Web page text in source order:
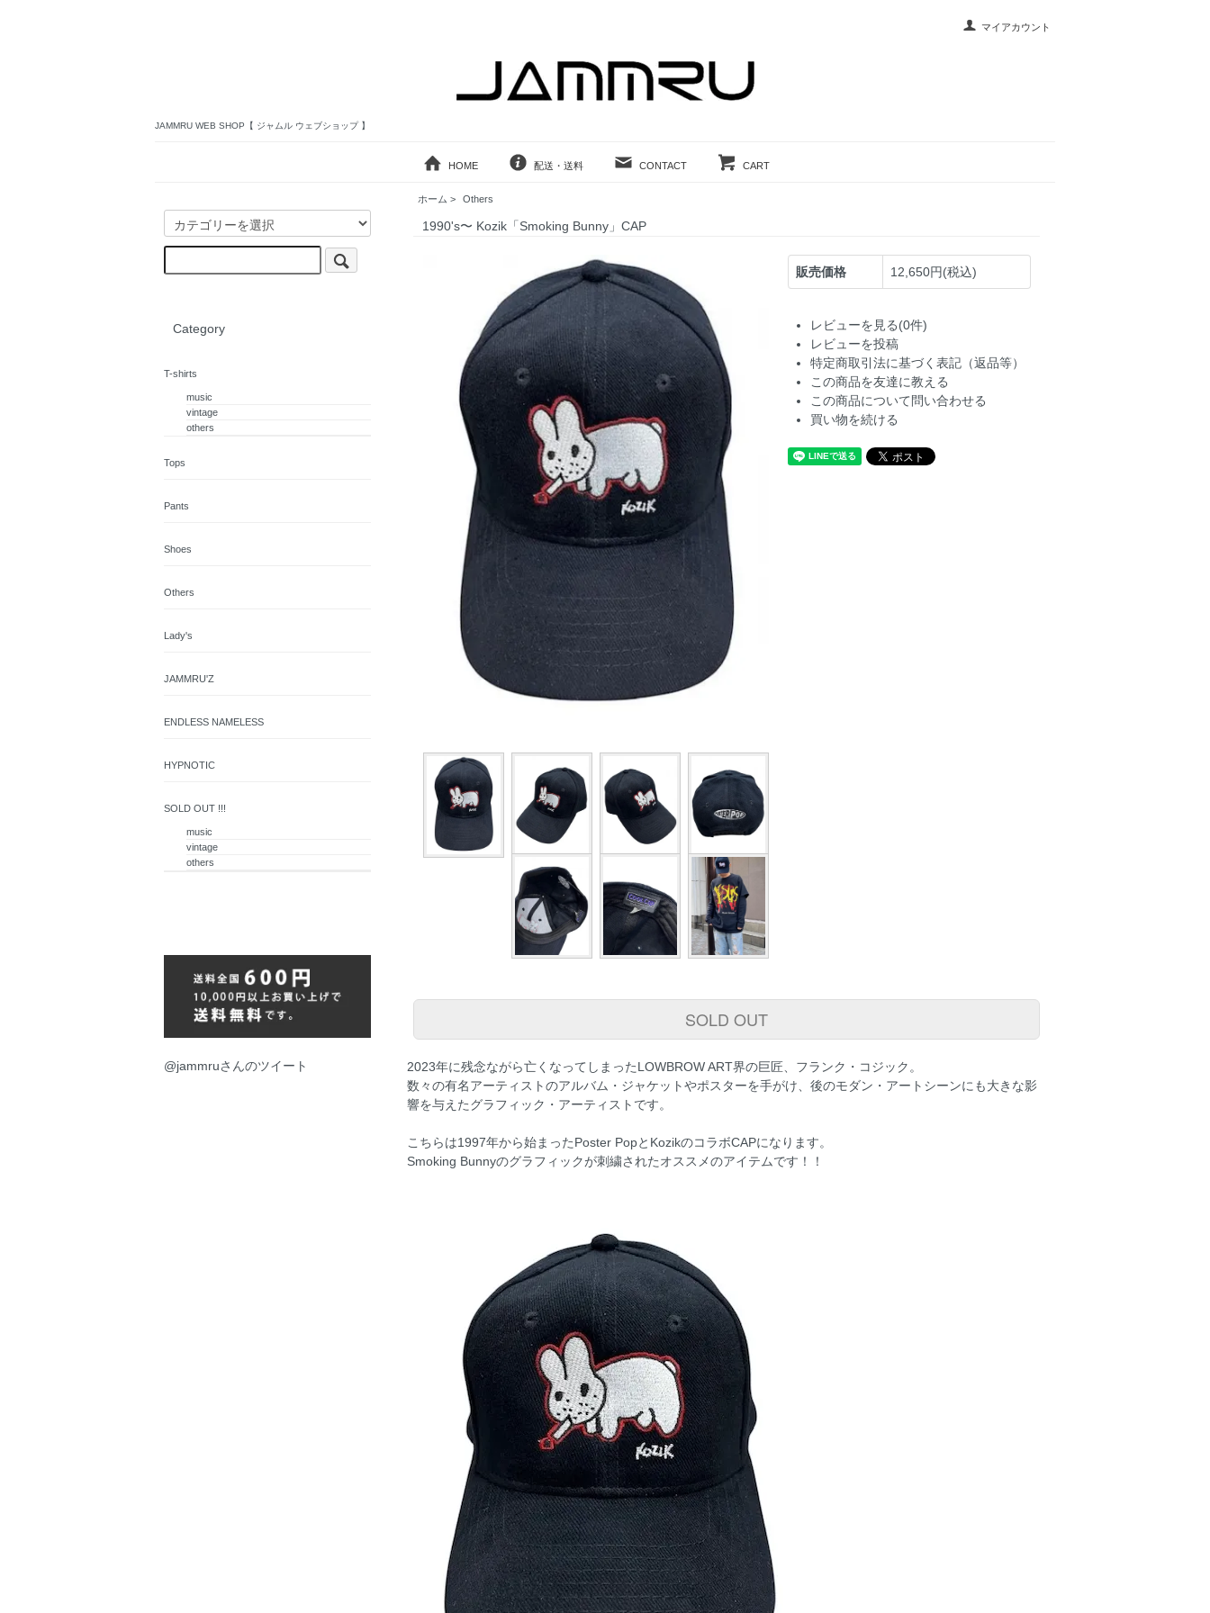
マイアカウント
JAMMRU WEB SHOP【 ジャムル ウェブショップ 】
HOME 配送・送料 CONTACT CART
ホーム > Others
1990's〜 Kozik「Smoking Bunny」CAP
販売価格 12,650円(税込)
レビューを見る(0件)
レビューを投稿
特定商取引法に基づく表記（返品等）
この商品を友達に教える
この商品について問い合わせる
買い物を続ける
SOLD OUT
2023年に残念ながら亡くなってしまったLOWBROW ART界の巨匠、フランク・コジック。
数々の有名アーティストのアルバム・ジャケットやポスターを手がけ、後のモダン・アートシーンにも大きな影
響を与えたグラフィック・アーティストです。
こちらは1997年から始まったPoster PopとKozikのコラボCAPになります。
Smoking Bunnyのグラフィックが刺繍されたオススメのアイテムです！！
Category
T-shirts
music
vintage
others
Tops
Pants
Shoes
Others
Lady's
JAMMRU'Z
ENDLESS NAMELESS
HYPNOTIC
SOLD OUT !!!
music
vintage
others
@jammruさんのツイート